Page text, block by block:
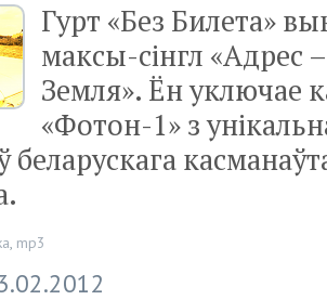
Гурт «Без Билета»
максы-сінгл «Адрес
Земля». Ён уключае
«Фотон-1» з
беларускага
mp3